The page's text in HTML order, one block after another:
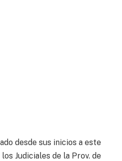
desde sus inicios a este
Judiciales de la Prov. de